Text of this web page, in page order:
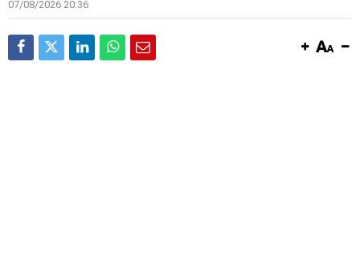
07/08/2026 20:36